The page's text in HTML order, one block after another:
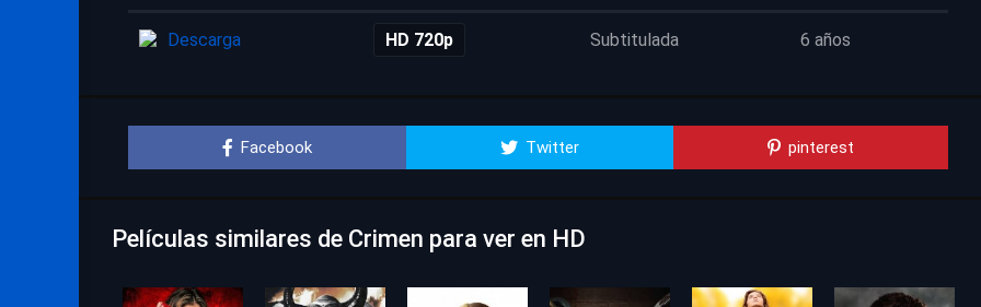
Descarga HD 720p Subtitulada 6 años
Facebook Twitter pinterest
Películas similares de Crimen para ver en HD